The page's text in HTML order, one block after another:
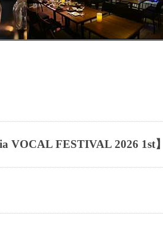
VOCAL FESTIVAL 2026 1st】